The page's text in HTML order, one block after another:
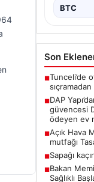
BTC
Son
■Tunceli’de
sıçramadan
■DAP
güvencesi
ödeyen ev
■Açık Hava
mutfağı
■Sapağı
■Bakan
Sağlıklı